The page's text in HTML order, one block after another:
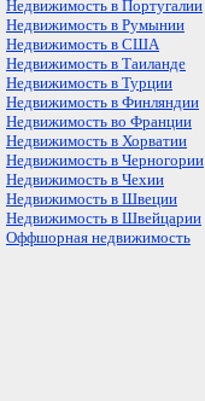
Недвижимость в Португалии
Недвижимость в Румынии
Недвижимость в США
Недвижимость в Таиланде
Недвижимость в Турции
Недвижимость в Финляндии
Недвижимость во Франции
Недвижимость в Хорватии
Недвижимость в Черногории
Недвижимость в Чехии
Недвижимость в Швеции
Недвижимость в Швейцарии
Оффшорная недвижимость